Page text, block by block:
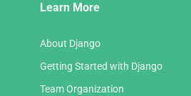
Learn More
About Django
Getting Started with Django
Team Organization